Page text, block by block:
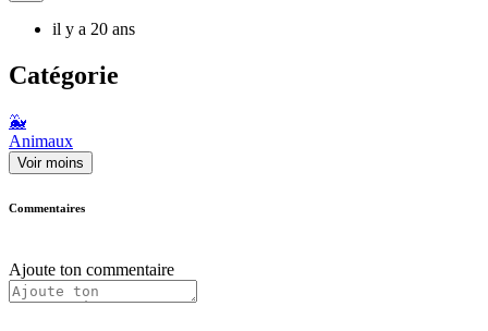
il y a 20 ans
Catégorie
🐳
Animaux
Voir moins
Commentaires
Ajoute ton commentaire